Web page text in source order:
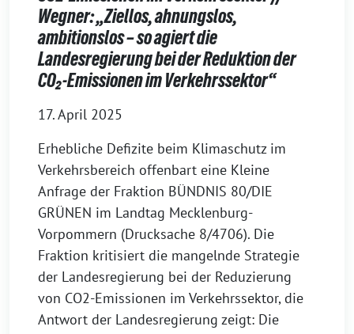
Wegner: „Ziellos, ahnungslos,
ambitionslos – so agiert die
Landesregierung bei der Reduktion der
CO₂-Emissionen im Verkehrssektor“
17. April 2025
Erhebliche Defizite beim Klimaschutz im
Verkehrsbereich offenbart eine Kleine
Anfrage der Fraktion BÜNDNIS 80/DIE
GRÜNEN im Landtag Mecklenburg-
Vorpommern (Drucksache 8/4706). Die
Fraktion kritisiert die mangelnde Strategie
der Landesregierung bei der Reduzierung
von CO2-Emissionen im Verkehrssektor, die
Antwort der Landesregierung zeigt: Die